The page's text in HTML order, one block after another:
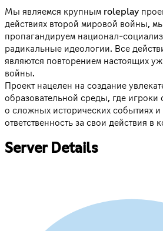
Мы являемся крупным roleplay
действиях второй мировой войны,
пропагандируем национал-
радикальные идеологии. Все
являются повторением настоящих
войны.
Проект нацелен на создание
образовательной среды, где игроки
о сложных исторических событиях и
ответственность за свои действия в
Server Details